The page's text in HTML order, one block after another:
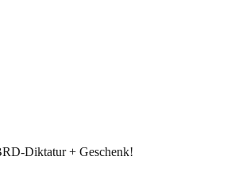
Diktatur + Geschenk!